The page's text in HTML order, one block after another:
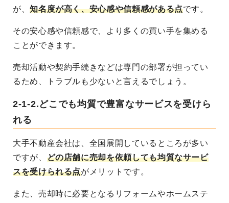
が、知名度が高く、安心感や信頼感がある点です。
その安心感や信頼感で、より多くの買い手を集める
ことができます。
売却活動や契約手続きなどは専門の部署が担ってい
るため、トラブルも少ないと言えるでしょう。
2-1-2.どこでも均質で豊富なサービスを受けら
れる
大手不動産会社は、全国展開しているところが多い
ですが、 どの店舗に売却を依頼しても均質なサービ
スを受けられる点がメリットです。
また、売却時に必要となるリフォームやホームステ